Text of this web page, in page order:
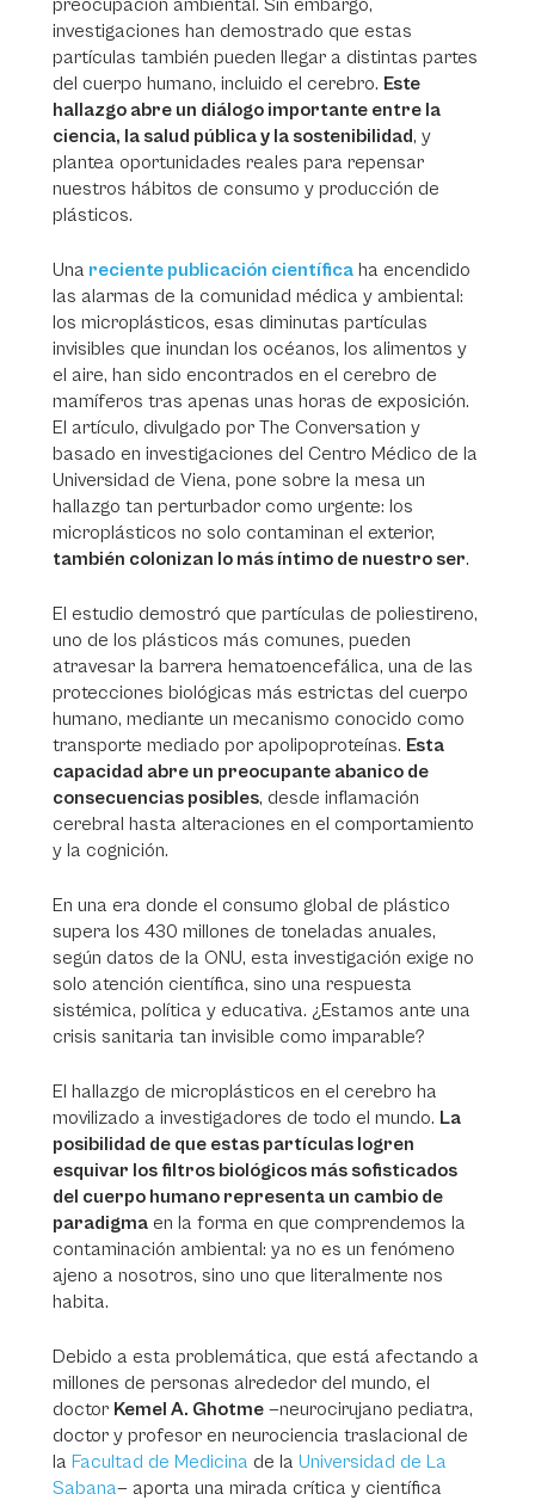
preocupación ambiental. Sin embargo,
investigaciones han demostrado que estas
partículas también pueden llegar a distintas partes
del cuerpo humano, incluido el cerebro. Este
hallazgo abre un diálogo importante entre la
ciencia, la salud pública y la sostenibilidad, y
plantea oportunidades reales para repensar
nuestros hábitos de consumo y producción de
plásticos.
Una reciente publicación científica ha encendido
las alarmas de la comunidad médica y ambiental:
los microplásticos, esas diminutas partículas
invisibles que inundan los océanos, los alimentos y
el aire, han sido encontrados en el cerebro de
mamíferos tras apenas unas horas de exposición.
El artículo, divulgado por The Conversation y
basado en investigaciones del Centro Médico de la
Universidad de Viena, pone sobre la mesa un
hallazgo tan perturbador como urgente: los
microplásticos no solo contaminan el exterior,
también colonizan lo más íntimo de nuestro ser.
El estudio demostró que partículas de poliestireno,
uno de los plásticos más comunes, pueden
atravesar la barrera hematoencefálica, una de las
protecciones biológicas más estrictas del cuerpo
humano, mediante un mecanismo conocido como
transporte mediado por apolipoproteínas. Esta
capacidad abre un preocupante abanico de
consecuencias posibles, desde inflamación
cerebral hasta alteraciones en el comportamiento
y la cognición.
En una era donde el consumo global de plástico
supera los 430 millones de toneladas anuales,
según datos de la ONU, esta investigación exige no
solo atención científica, sino una respuesta
sistémica, política y educativa. ¿Estamos ante una
crisis sanitaria tan invisible como imparable?
El hallazgo de microplásticos en el cerebro ha
movilizado a investigadores de todo el mundo. La
posibilidad de que estas partículas logren
esquivar los filtros biológicos más sofisticados
del cuerpo humano representa un cambio de
paradigma en la forma en que comprendemos la
contaminación ambiental: ya no es un fenómeno
ajeno a nosotros, sino uno que literalmente nos
habita.
Debido a esta problemática, que está afectando a
millones de personas alrededor del mundo, el
doctor Kemel A. Ghotme —neurocirujano pediatra,
doctor y profesor en neurociencia traslacional de
la Facultad de Medicina de la Universidad de La
Sabana— aporta una mirada crítica y científica